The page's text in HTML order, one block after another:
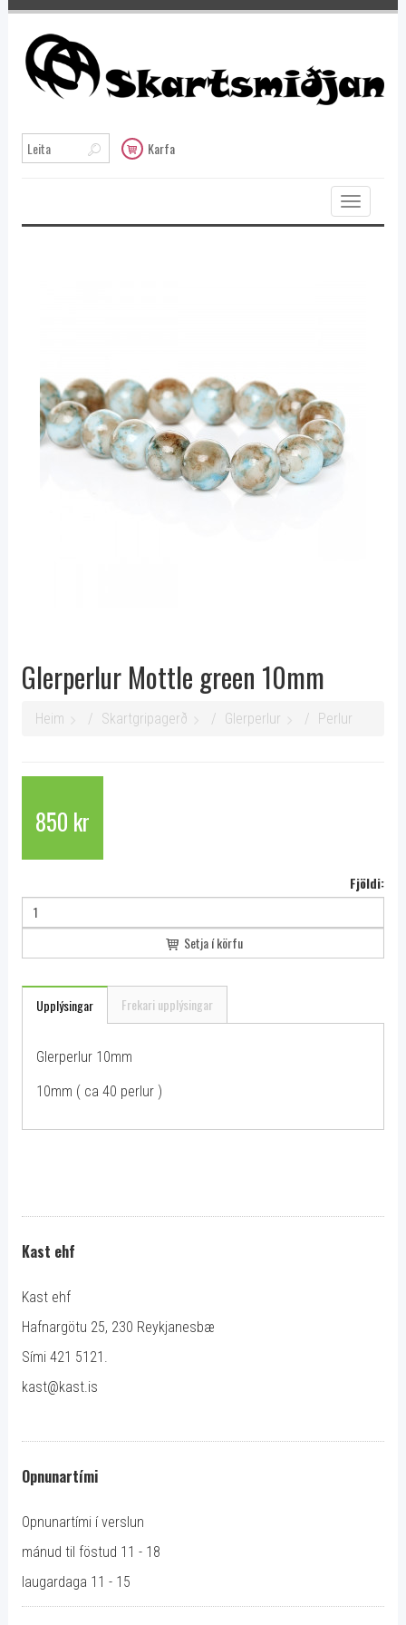
Karfa
Toggle
navigation
Glerperlur Mottle green 10mm
Heim Skartgripagerð Glerperlur Perlur
850 kr
Fjöldi:
Setja í körfu
Upplýsingar Frekari upplýsingar
Glerperlur 10mm
10mm ( ca 40 perlur )
Kast ehf
Kast ehf
Hafnargötu 25, 230 Reykjanesbæ
Sími 421 5121.
kast@kast.is
Opnunartími
Opnunartími í verslun
mánud til föstud 11 - 18
laugardaga 11 - 15